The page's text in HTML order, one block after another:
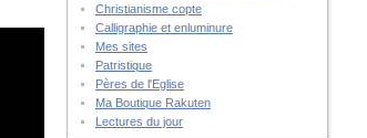
Christianisme copte
Calligraphie et enluminure
Mes sites
Patristique
Pères de l'Eglise
Ma Boutique Rakuten
Lectures du jour